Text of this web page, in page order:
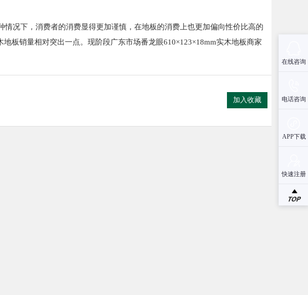
况下，消费者的消费显得更加谨慎，在地板的消费上也更加偏向性价比高的
板销量相对突出一点。现阶段广东市场番龙眼610×123×18mm实木地板商家
加入收藏
在线咨询
电话咨询
APP下载
快速注册